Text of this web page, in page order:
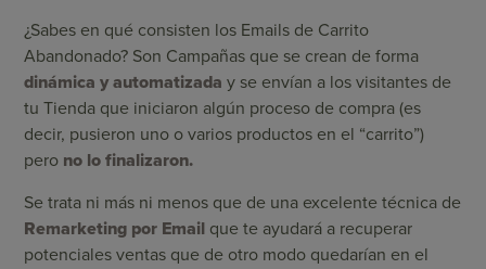
¿Sabes en qué consisten los Emails de Carrito
Abandonado? Son Campañas que se crean de forma
dinámica y automatizada y se envían a los visitantes de
tu Tienda que iniciaron algún proceso de compra (es
decir, pusieron uno o varios productos en el “carrito”)
pero no lo finalizaron.
Se trata ni más ni menos que de una excelente técnica de
Remarketing por Email que te ayudará a recuperar
potenciales ventas que de otro modo quedarían en el